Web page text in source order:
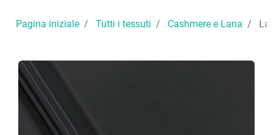
Pagina iniziale Tutti i tessuti Cashmere e Lana